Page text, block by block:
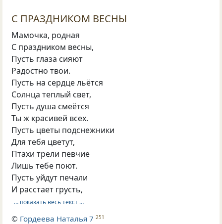
С ПРАЗДНИКОМ ВЕСНЫ
Мамочка, родная
С праздником весны,
Пусть глаза сияют
Радостно твои.
Пусть на сердце льётся
Солнца теплый свет,
Пусть душа смеётся
Ты ж красивей всех.
Пусть цветы подснежники
Для тебя цветут,
Птахи трели певчие
Лишь тебе поют.
Пусть уйдут печали
И расстает грусть,
… показать весь текст …
© Гордеева Наталья 7 251